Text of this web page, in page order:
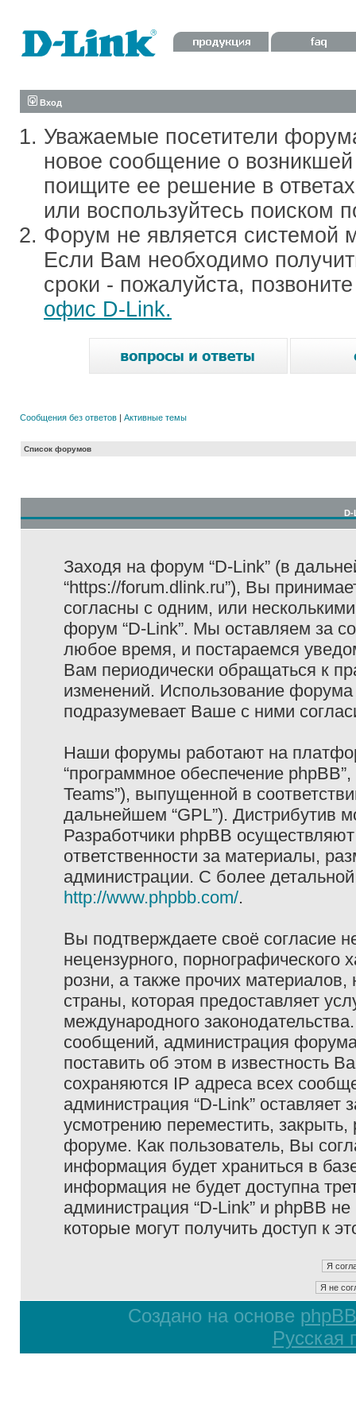
Вход
Уважаемые посетители
новое сообщение о
поищите ее решение в
или воспользуйтесь поиском
Форум не является системой
Если Вам необходимо
сроки - пожалуйста,
офис D-Link.
Сообщения без ответов | Активные темы
Список форумов
D-
Заходя на форум “D-Link” (в
“https://forum.dlink.ru”), Вы
согласны с одним, или
форум “D-Link”. Мы оставляем за
любое время, и постараемся
Вам периодически обращаться к
изменений. Использование
подразумевает Ваше с ними
Наши форумы работают на
“программное обеспечение
Teams”), выпущенной в
дальнейшем “GPL”). Дистрибутив
Разработчики phpBB
ответственности за материалы,
администрации. С более
http://www.phpbb.com/.
Вы подтверждаете своё согласие
нецензурного, порнографического
розни, а также прочих
страны, которая предоставляет
международного
сообщений, администрация
поставить об этом в известность
сохраняются IP адреса всех
администрация “D-Link”
усмотрению переместить,
форуме. Как пользователь, Вы
информация будет храниться в
информация не будет доступна
администрация “D-Link” и phpBB
которые могут получить доступ к
Создано на основе phpBB
Русская